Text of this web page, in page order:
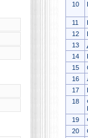
10
11
12
13
14
15
16
17
18
19
20